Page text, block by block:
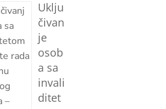
Uklju
čivan
je
osob
a sa
invali
ditet